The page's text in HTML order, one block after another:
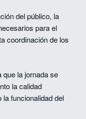
del público, la
para el
coordinación de los
que la jornada se
la calidad
funcionalidad del